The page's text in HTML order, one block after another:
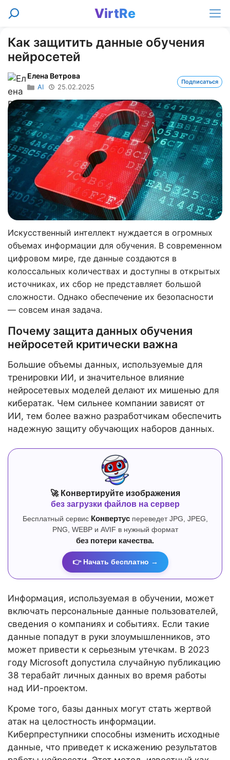
Перейти
VirtRe
Поиск
Как защитить данные обучения
нейросетей
Елена Ветрова
AI 25.02.2025
Подписаться
Искусственный интеллект нуждается в огромных
объемах информации для обучения. В современном
цифровом мире, где данные создаются в
колоссальных количествах и доступны в открытых
источниках, их сбор не представляет большой
сложности. Однако обеспечение их безопасности
— совсем иная задача.
Почему защита данных обучения
нейросетей критически важна
Большие объемы данных, используемые для
тренировки ИИ, и значительное влияние
нейросетевых моделей делают их мишенью для
кибератак. Чем сильнее компании зависят от
ИИ, тем более важно разработчикам обеспечить
надежную защиту обучающих наборов данных.
🚀 Конвертируйте изображения
без загрузки файлов на сервер
Бесплатный сервис Конвертуспереведет JPG, JPEG,
PNG, WEBP и AVIF в нужный формат
без потери качества.
👉 Начать бесплатно →
Информация, используемая в обучении, может
включать персональные данные пользователей,
сведения о компаниях и событиях. Если такие
данные попадут в руки злоумышленников, это
может привести к серьезным утечкам. В 2023
году Microsoft допустила случайную публикацию
38 терабайт личных данных во время работы
над ИИ-проектом.
Кроме того, базы данных могут стать жертвой
атак на целостность информации.
Киберпреступники способны изменить исходные
данные, что приведет к искажению результатов